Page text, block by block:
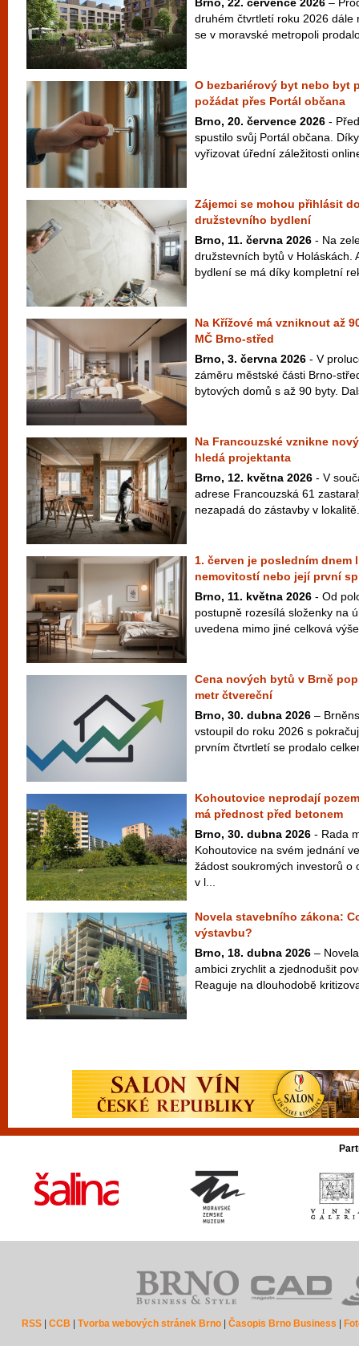
druhém čtvrtletí roku 2026 dále
se v moravské metropoli
O bezbariérový byt nebo byt
požádat přes Portál občana
Brno, 20. července 2026 -
spustilo svůj Portál občana.
vyřizovat úřední záležitosti
Zájemci se mohou přihlásit
družstevního bydlení
Brno, 11. června 2026 - Na
družstevních bytů v Holáskách.
bydlení se má díky kompletní
Na Křížové má vzniknout až
MČ Brno-střed
Brno, 3. června 2026 - V
záměru městské části Brno-
bytových domů s až 90 byty.
Na Francouzské vznikne
hledá projektanta
Brno, 12. května 2026 - V
adrese Francouzská 61
nezapadá do zástavby v
1. červen je posledním dnem
nemovitostí nebo její první
Brno, 11. května 2026 - Od
postupně rozesílá složenky na
uvedena mimo jiné celková
Cena nových bytů v Brně
metr čtvereční
Brno, 30. dubna 2026 –
vstoupil do roku 2026 s
prvním čtvrtletí se prodalo
Kohoutovice neprodají
má přednost před betonem
Brno, 30. dubna 2026 - Rada
Kohoutovice na svém jednání
žádost soukromých investorů o
v l...
Novela stavebního zákona:
výstavbu?
Brno, 18. dubna 2026 –
ambici zrychlit a zjednodušit
Reaguje na dlouhodobě
RSS |CCB |Tvorba webových stránek Brno |Časopis Brno Business